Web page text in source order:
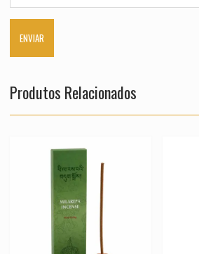
Produtos Relacionados